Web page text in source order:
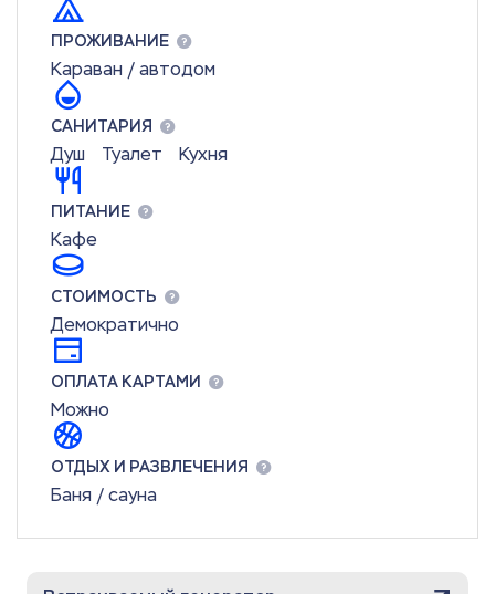
ПРОЖИВАНИЕ
Караван / автодом
САНИТАРИЯ
Душ Туалет Кухня
ПИТАНИЕ
Кафе
СТОИМОСТЬ
Демократично
ОПЛАТА КАРТАМИ
Можно
ОТДЫХ И РАЗВЛЕЧЕНИЯ
Баня / сауна